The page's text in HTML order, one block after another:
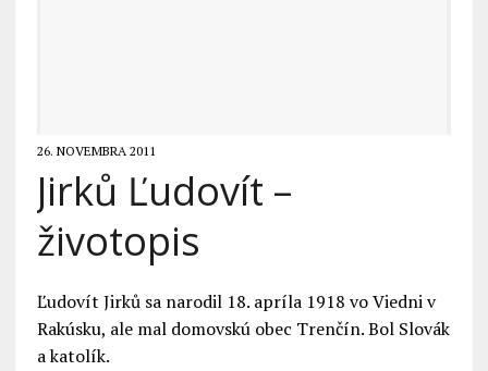
26. NOVEMBRA 2011
Jirků Ľudovít –
životopis
Ľudovít Jirků sa narodil 18. apríla 1918 vo Viedni v
Rakúsku, ale mal domovskú obec Trenčín. Bol Slovák
a katolík.